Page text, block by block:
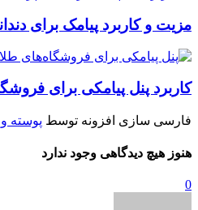
مزیت و کاربرد پیامک برای
کاربرد پنل پیامکی برای
فارسی سازی افزونه توسط پوسته
هنوز هیچ دیدگاهی وجود ندارد
0